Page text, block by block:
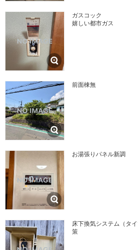
ガスコック
嬉しい都市ガス
前面棟無
お湯張りパネル新調
床下換気システム（タ
策